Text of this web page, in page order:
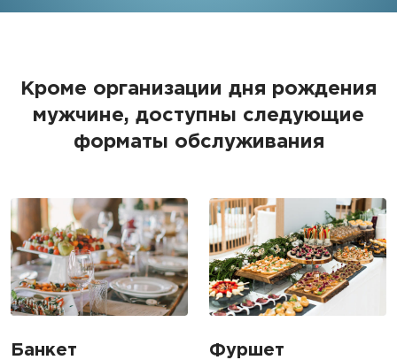
Кроме организации дня рождения
мужчине, доступны следующие
форматы обслуживания
Банкет Фуршет